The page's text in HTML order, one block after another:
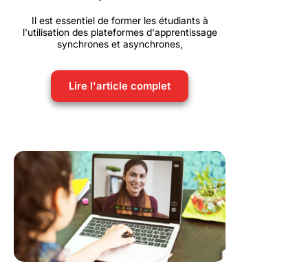
Il est essentiel de former les étudiants à
l'utilisation des plateformes d'apprentissage
synchrones et asynchrones,
Lire l'article complet